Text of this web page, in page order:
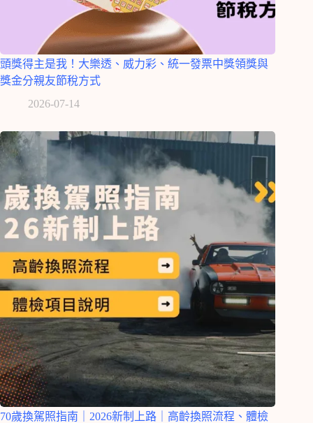
頭獎得主是我！大樂透、威力彩、統一發票中獎領獎與
獎金分親友節稅方式
2026-07-14
70歲換駕照指南｜2026新制上路｜高齡換照流程、體檢